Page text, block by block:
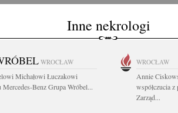
Inne nekrologi
WROCŁAW
Michałowi Łuczakowi
Mercedes-Benz Grupa Wróbel...
WROCŁAW
Annie
współczucia
Zarząd...